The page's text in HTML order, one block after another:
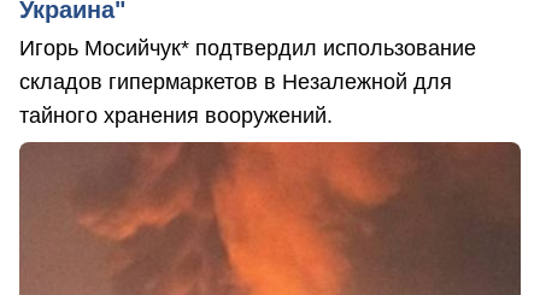
Украина"
Игорь Мосийчук* подтвердил использование
складов гипермаркетов в Незалежной для
тайного хранения вооружений.